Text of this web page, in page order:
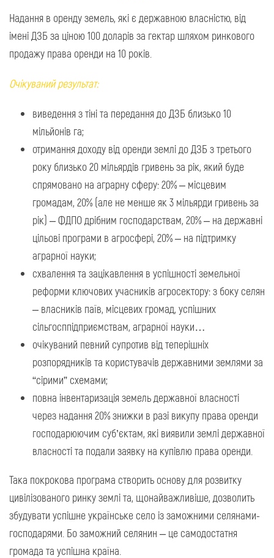
Надання в оренду земель, які є державною власністю, від
імені ДЗБ за ціною 100 доларів за гектар шляхом ринкового
продажу права оренди на 10 років.
Очікуваний результат:
виведення з тіні та передання до ДЗБ близько 10
мільйонів га;
отримання доходу від оренди землі до ДЗБ з третього
року близько 20 мільярдів гривень за рік, який буде
спрямовано на аграрну сферу: 20% – місцевим
громадам, 20% (але не менше як 3 мільярди гривень за
рік) – ФДПО дрібним господарствам, 20% – на державні
цільові програми в агросфері, 20% – на підтримку
аграрної науки;
схвалення та зацікавлення в успішності земельної
реформи ключових учасників агросектору: з боку селян
– власників паїв, місцевих громад, успішних
сільгосппідприємствам, аграрної науки…
очікуваний певний супротив від теперішніх
розпорядників та користувачів державними землями за
“сірими” схемами;
повна інвентаризація земель державної власності
через надання 20% знижки в разі викупу права оренди
господарюючим суб’єктам, які виявили землі державної
власності та подали заявку на купівлю права оренди.
Така покрокова програма створить основу для розвитку
цивілізованого ринку землі та, щонайважливіше, дозволить
збудувати успішне українське село із заможними селянами-
господарями. Бо заможний селянин – це самодостатня
громада та успішна країна.